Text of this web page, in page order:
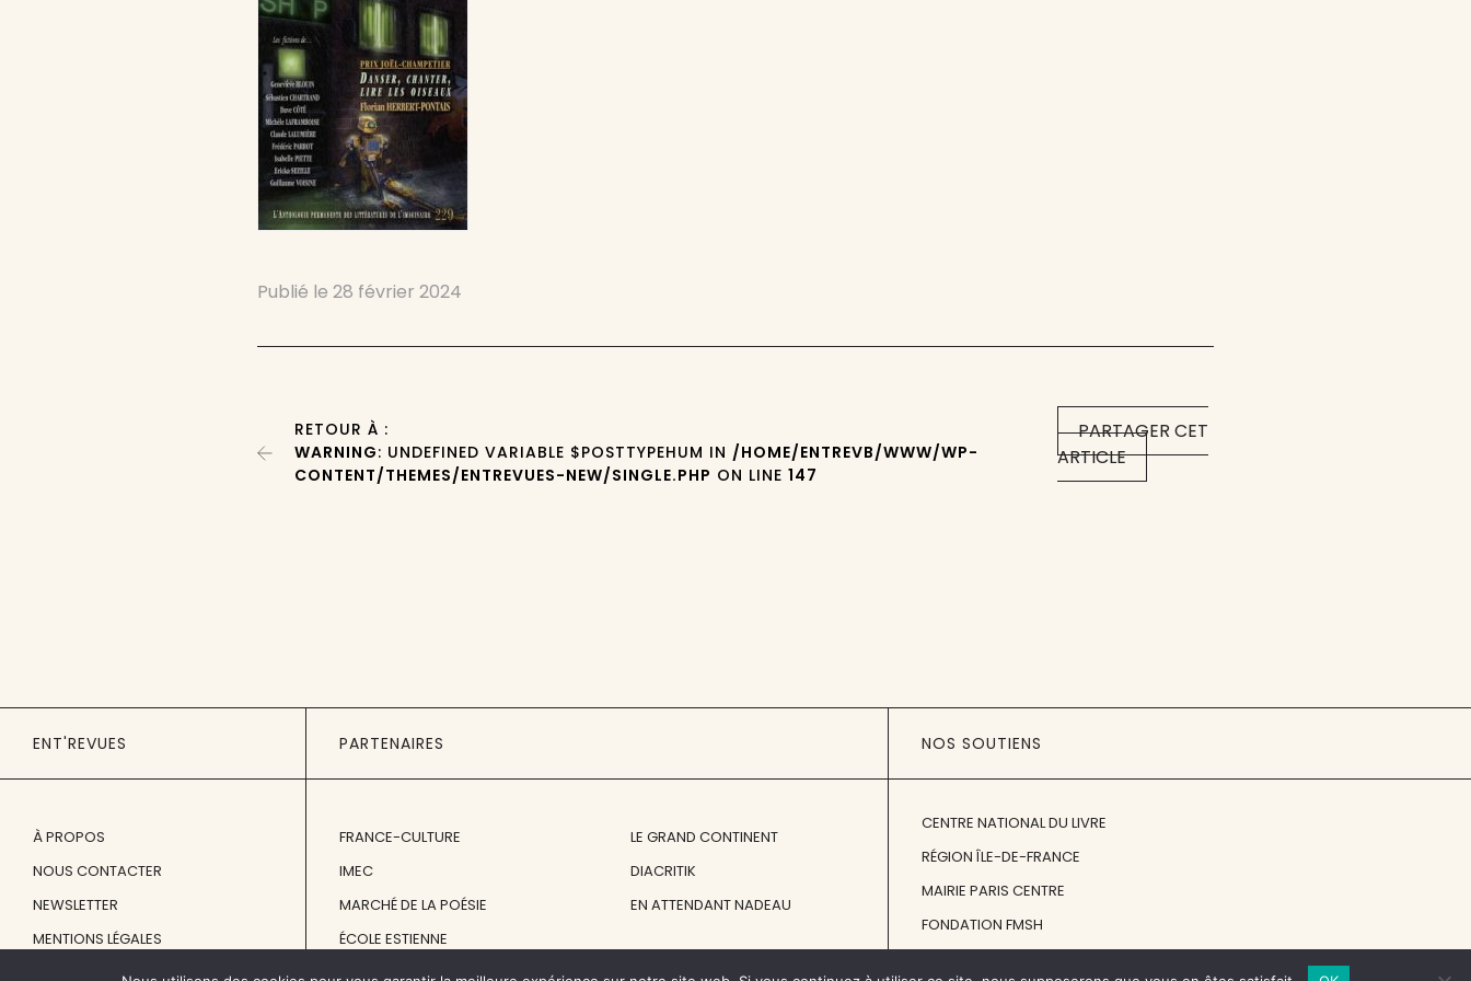
Publié le28 février 2024
PARTAGER CET
ARTICLE
RETOUR À :
WARNING: UNDEFINED VARIABLE $POSTTYPEHUM IN /HOME/ENTREVB/WWW/WP-
CONTENT/THEMES/ENTREVUES-NEW/SINGLE.PHP ON LINE147
ENT'REVUES
À PROPOS
NOUS CONTACTER
NEWSLETTER
MENTIONS LÉGALES
PARTENAIRES
FRANCE-CULTURE
IMEC
MARCHÉ DE LA POÉSIE
ÉCOLE ESTIENNE
LE GRAND CONTINENT
DIACRITIK
EN ATTENDANT NADEAU
NOS SOUTIENS
CENTRE NATIONAL DU LIVRE
RÉGION ÎLE-DE-FRANCE
MAIRIE PARIS CENTRE
FONDATION FMSH